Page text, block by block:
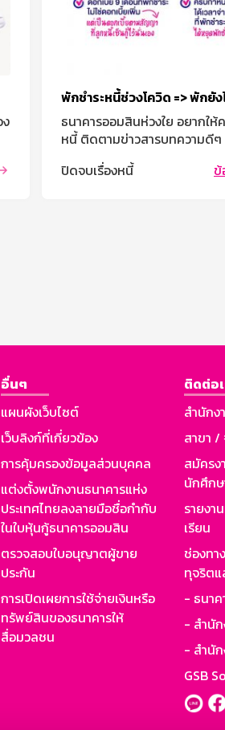
5 Tips ออมเงินฉบับชาวฟรีแล
ฟรีแลนซ์ … อาชีพอิสระที่ส่วนใ
แน่นอน จึงต้องมีวินัยในตัวเองม
งาน หาเงิน และวางแผนการใช้จ่
กินมีใช้ไปตลอดชีวิต
อื่นๆ
แผนผังเว็บไซต์
เว็บลิงก์ที่เกี่ยวข้อง
การคุ้มครองข้อมูลส่วนบุคคล
แต่งตั้งพนักงานธนาคารแห่ง
ประเทศไทยลงลายมือชื่อกำกับ
ในใบหุ้นกู้ธนาคารออมสิน
ตรวจสอบใบอนุญาตผู้ขาย
ประกัน
การเปิดเผยการใช้จ่ายเงินหรือ
ทรัพย์สินของธนาคารให้
สื่อมวลชน
ติดต่อ
สำนัก
สาขา /
สมัคร
นักศึก
รายงา
เรียน
ช่องทา
ทุจริต
- ธนา
- สำนั
- สำนั
GSB